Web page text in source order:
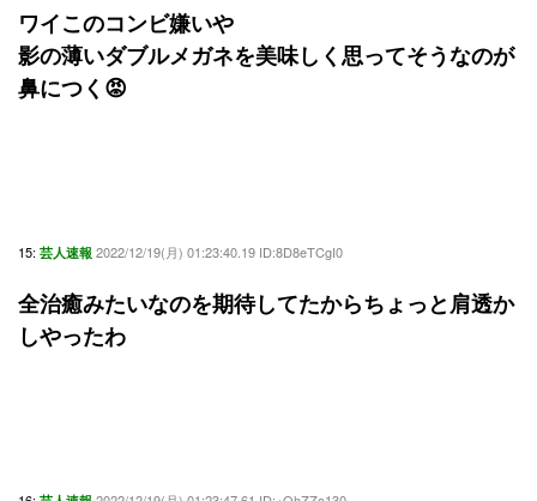
ワイこのコンビ嫌いや
影の薄いダブルメガネを美味しく思ってそうなのが
鼻につく😡
15: 芸人速報 2022/12/19(月) 01:23:40.19 ID:8D8eTCgI0
全治癒みたいなのを期待してたからちょっと肩透か
しやったわ